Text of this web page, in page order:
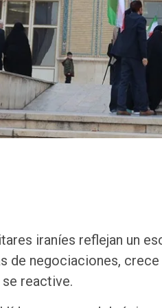
iraníes reflejan un
de negociaciones,
reactive.